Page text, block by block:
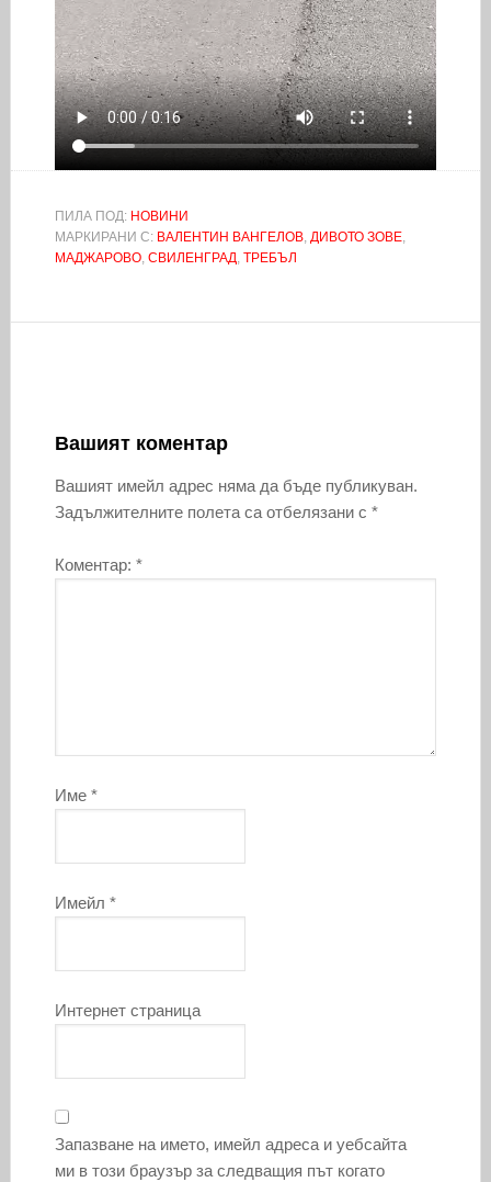
ПИЛА ПОД: НОВИНИ
МАРКИРАНИ С: ВАЛЕНТИН ВАНГЕЛОВ, ДИВОТО ЗОВЕ,
МАДЖАРОВО, СВИЛЕНГРАД, ТРЕБЪЛ
Вашият коментар
Вашият имейл адрес няма да бъде публикуван.
Задължителните полета са отбелязани с *
Коментар: *
Име *
Имейл *
Интернет страница
Запазване на името, имейл адреса и уебсайта
ми в този браузър за следващия път когато